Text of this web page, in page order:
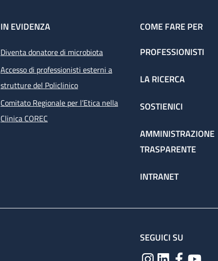
IN EVIDENZA
Diventa donatore di microbiota
Accesso di professionisti esterni a
strutture del Policlinico
Comitato Regionale per l’Etica nella
Clinica COREC
COME FARE PER
PROFESSIONISTI
LA RICERCA
SOSTIENICI
AMMINISTRAZIONE
TRASPARENTE
INTRANET
SEGUICI SU